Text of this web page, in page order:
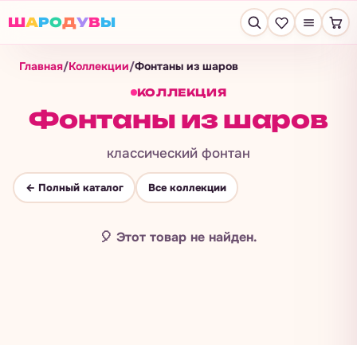
ШАРОДУВЫ
Главная/Коллекции/Фонтаны из шаров
КОЛЛЕКЦИЯ
Фонтаны из шаров
классический фонтан
← Полный каталог Все коллекции
🎈 Этот товар не найден.